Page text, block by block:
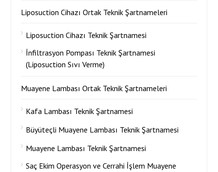
Liposuction Cihazı Ortak Teknik Şartnameleri
Liposuction Cihazı Teknik Şartnamesi
İnfiltrasyon Pompası Teknik Şartnamesi
(Liposuction Sıvı Verme)
Muayene Lambası Ortak Teknik Şartnameleri
Kafa Lambası Teknik Şartnamesi
Büyüteçli Muayene Lambası Teknik Şartnamesi
Muayene Lambası Teknik Şartnamesi
Saç Ekim Operasyon ve Cerrahi İşlem Muayene